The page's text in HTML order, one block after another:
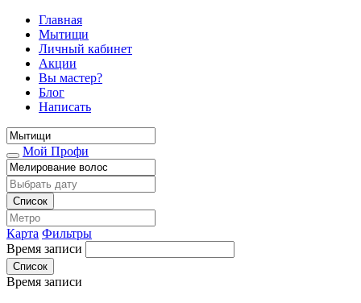
Главная
Мытищи
Личный кабинет
Акции
Вы мастер?
Блог
Написать
Мой Профи
Список
Карта Фильтры
Время записи
Список
Время записи